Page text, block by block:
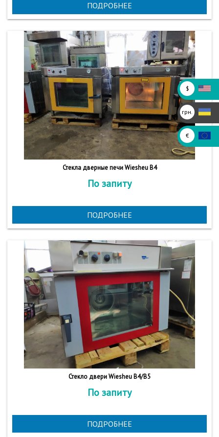
ПОДРОБНЕЕ
Стекла дверные печи Wiesheu B4
По запиту
ПОДРОБНЕЕ
Стекло двери Wiesheu B4/B5
По запиту
ПОДРОБНЕЕ
$
грн.
€